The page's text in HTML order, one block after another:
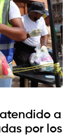
a
por los